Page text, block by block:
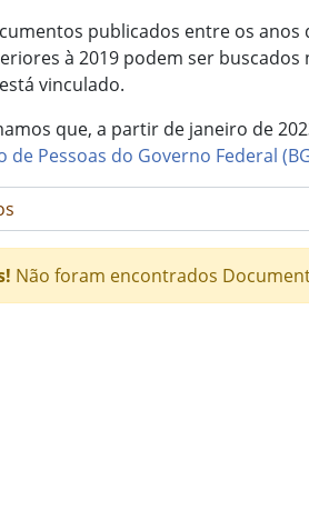
publicados entre os
à 2019 podem ser buscados
vinculado.
que, a partir de janeiro de
de Pessoas do Governo Federal
Não foram encontrados